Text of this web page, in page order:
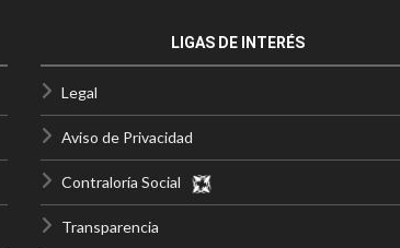
LIGAS DE INTERÉS
Legal
Aviso de Privacidad
Contraloría Social
Transparencia